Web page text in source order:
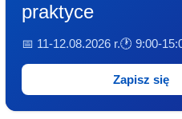
praktyce
📅 11-12.08.2026 r.🕐 9:00-
Zapisz się